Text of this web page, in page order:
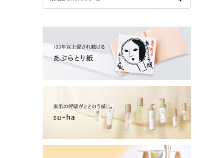
カテゴリーから探す
よーじやについて